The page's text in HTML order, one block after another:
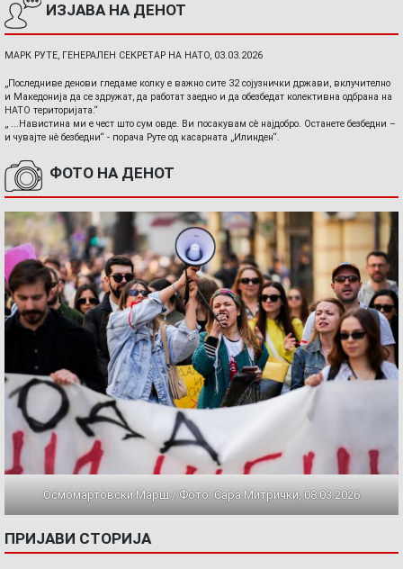
ИЗЈАВА НА ДЕНОТ
МАРК РУТЕ, ГЕНЕРАЛЕН СЕКРЕТАР НА НАТО, 03.03.2026
„Последниве денови гледаме колку е важно сите 32 сојузнички држави, вклучително
и Македонија да се здружат, да работат заедно и да обезбедат колективна одбрана на
НАТО територијата.“
„ ...Навистина ми е чест што сум овде. Ви посакувам сè најдобро. Останете безбедни –
и чувајте нè безбедни“ - порача Руте од касарната „Илинден“.
ФОТО НА ДЕНОТ
Осмомартовски Марш / Фото: Сара Митрички, 08.03.2026
ПРИЈАВИ СТОРИЈА